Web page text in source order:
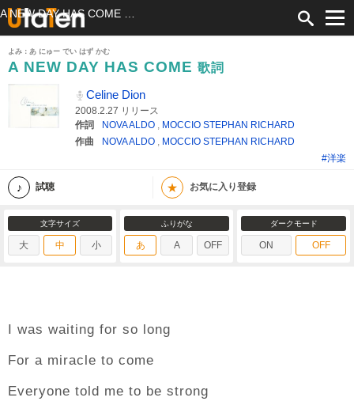
よみ：あ にゅー でい はず かむ
A NEW DAY HAS COME 歌詞
Celine Dion
2008.2.27 リリース
作詞
NOVA ALDO , MOCCIO STEPHAN RICHARD
作曲
NOVA ALDO , MOCCIO STEPHAN RICHARD
#洋楽
試聴 ★ お気に入り登録
文字サイズ
大 中 小
ふりがな
あ A OFF
ダークモード
ON OFF
I was waiting for so long
For a miracle to come
Everyone told me to be strong